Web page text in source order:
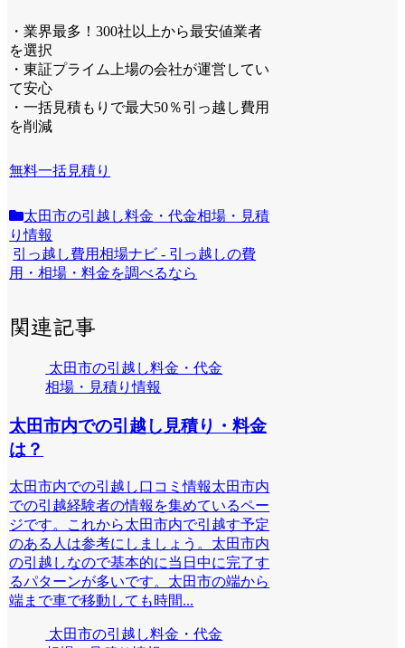
・業界最多！300社以上から最安値業者
を選択
・東証プライム上場の会社が運営してい
て安心
・一括見積もりで最大50％引っ越し費用
を削減
無料一括見積り
太田市の引越し料金・代金相場・見積
り情報
引っ越し費用相場ナビ - 引っ越しの費
用・相場・料金を調べるなら
関連記事
太田市の引越し料金・代金
相場・見積り情報
太田市内での引越し見積り・料金
は？
太田市内での引越し口コミ情報太田市内
での引越経験者の情報を集めているペー
ジです。これから太田市内で引越す予定
のある人は参考にしましょう。太田市内
の引越しなので基本的に当日中に完了す
るパターンが多いです。太田市の端から
端まで車で移動しても時間...
太田市の引越し料金・代金